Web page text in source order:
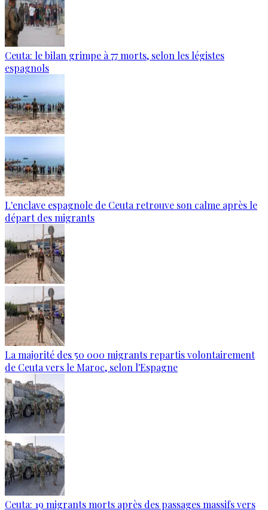
Ceuta: le bilan grimpe à 77 morts, selon les légistes
espagnols
L'enclave espagnole de Ceuta retrouve son calme après le
départ des migrants
La majorité des 50 000 migrants repartis volontairement
de Ceuta vers le Maroc, selon l'Espagne
Ceuta: 19 migrants morts après des passages massifs vers